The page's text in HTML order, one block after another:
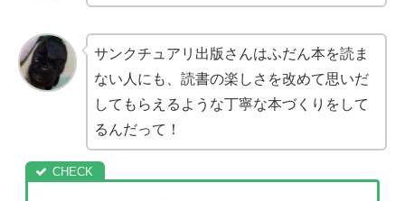
サンクチュアリ出版さんはふだん本を読ま
ない人にも、読書の楽しさを改めて思いだ
してもらえるような丁寧な本づくりをして
るんだって！